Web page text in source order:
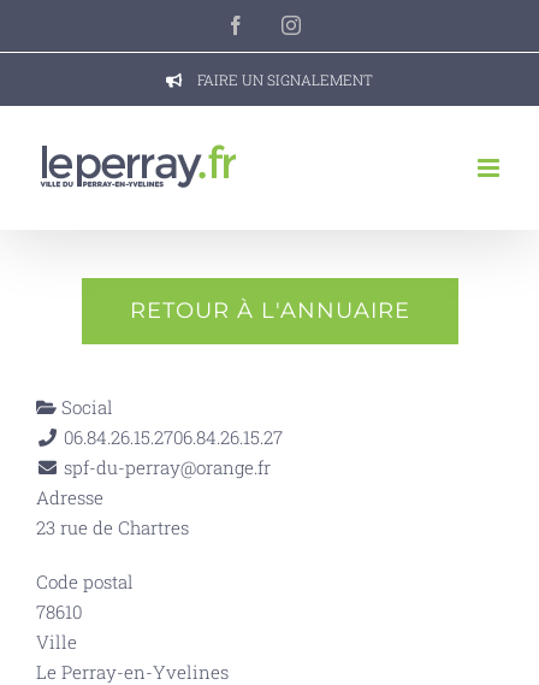
FacebookInstagram
FAIRE UN SIGNALEMENT
RETOUR À L'ANNUAIRE
Social
06.84.26.15.2706.84.26.15.27
spf-du-perray@orange.fr
Adresse
23 rue de Chartres
Code postal
78610
Ville
Le Perray-en-Yvelines